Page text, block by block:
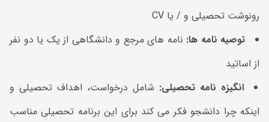
رونوشت تحصیلی و / یا CV
توصیه نامه ها: نامه های مرجع و دانشگاهی از یک یا دو نفر
از اساتید
انگیزه نامه تحصیلی: شامل درخواست، اهداف تحصیلی و
اینکه چرا دانشجو فکر می کند برای این برنامه تحصیلی مناسب